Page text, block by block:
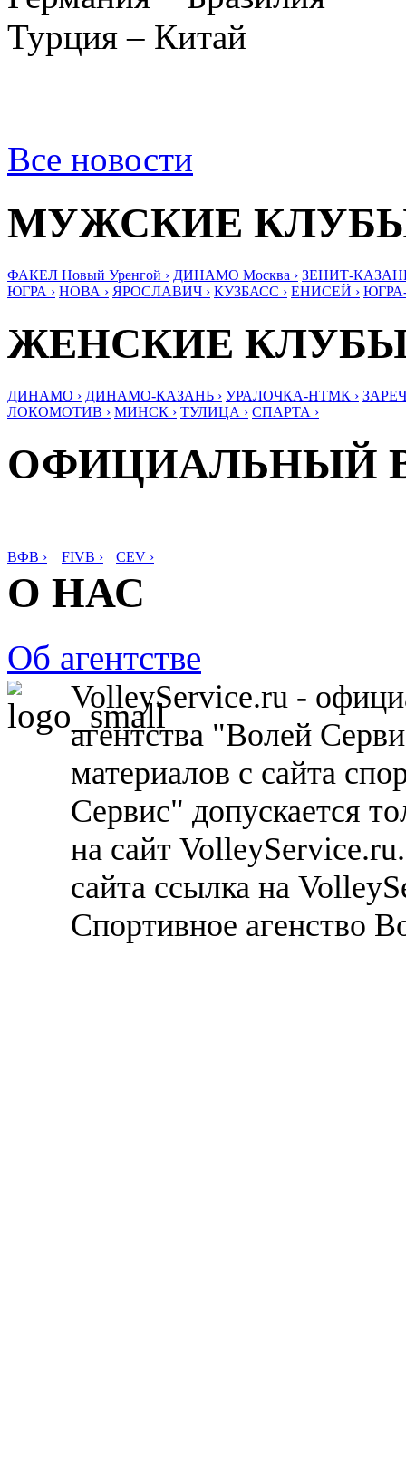
Турция – Китай
Все новости
МУЖСКИЕ
ФАКЕЛ Новый Уренгой › ДИНАМО Москва › ЗЕНИТ-
ЮГРА › НОВА › ЯРОСЛАВИЧ › КУЗБАСС › ЕНИСЕЙ ›
ЖЕНСКИЕ
ДИНАМО › ДИНАМО-КАЗАНЬ › УРАЛОЧКА-НТМК ›
ЛОКОМОТИВ › МИНСК › ТУЛИЦА › СПАРТА ›
ОФИЦИАЛЬНЫЙ
ВФВ › FIVB › CEV ›
О НАС
Об агентстве
VolleyService.ru -
агентства "Волей
материалов с сайта
Сервис" допускается
на сайт
сайта ссылка на
Спортивное агенство